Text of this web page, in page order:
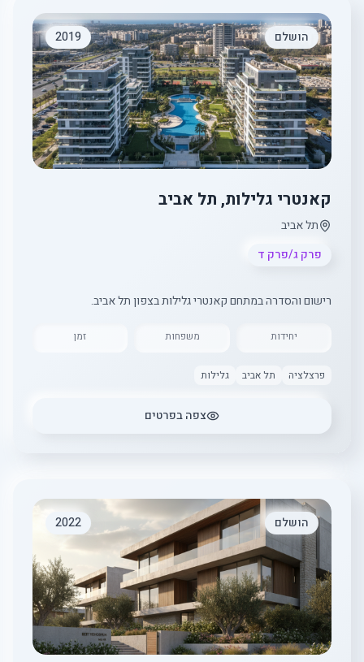
הושלם 2019
קאנטרי גלילות, תל אביב
תל אביב
פרק ג/פרק ד
רישום והסדרה במתחם קאנטרי גלילות בצפון תל אביב.
יחידות משפחות זמן
פרצלציה תל אביב גלילות
צפה בפרטים
הושלם 2022